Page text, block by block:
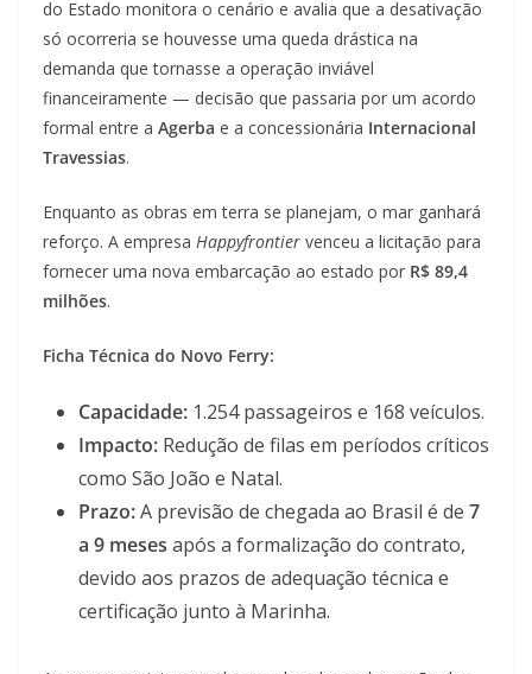
do Estado monitora o cenário e avalia que a desativação
só ocorreria se houvesse uma queda drástica na
demanda que tornasse a operação inviável
financeiramente — decisão que passaria por um acordo
formal entre a Agerba e a concessionária Internacional
Travessias.
Enquanto as obras em terra se planejam, o mar ganhará
reforço. A empresa Happyfrontier venceu a licitação para
fornecer uma nova embarcação ao estado por R$ 89,4
milhões.
Ficha Técnica do Novo Ferry:
Capacidade: 1.254 passageiros e 168 veículos.
Impacto: Redução de filas em períodos críticos
como São João e Natal.
Prazo:A previsão de chegada ao Brasil é de 7
a 9 meses após a formalização do contrato,
devido aos prazos de adequação técnica e
certificação junto à Marinha.